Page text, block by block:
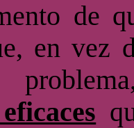
de
en vez